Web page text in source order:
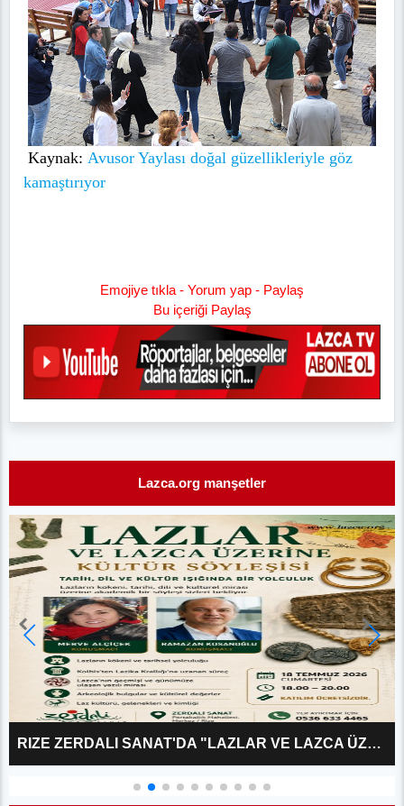
Kaynak:Avusor Yaylası doğal güzellikleriyle göz
kamaştırıyor
Lazca.org manşetler
RIZE ZERDALI SANAT'DA "LAZLAR VE LAZCA ÜZERINE?" KÜLTÜR SÖYLEŞISI
ÜCRETSİZ ÜYE OL - YORUM YAP - PAYLAŞ
Fikrini Yaz, Yorum Yap